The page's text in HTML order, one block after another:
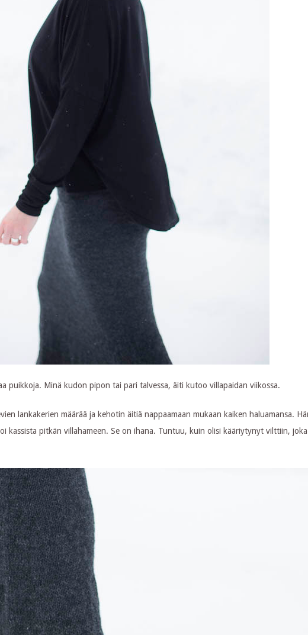
puikkoja. Minä kudon pipon tai pari talvessa, äiti kutoo villapaidan viikossa.
lankakerien määrää ja kehotin äitiä nappaamaan mukaan kaiken haluamansa.
kassista pitkän villahameen. Se on ihana. Tuntuu, kuin olisi kääriytynyt vilttiin,